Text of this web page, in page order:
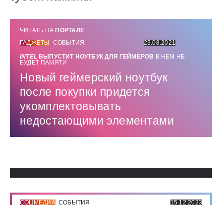
ЧИТАТЬ НА ПОРТАЛЕ
ГАДЖЕТЫ
СОБЫТИЯ
23.08.2021
INTEL ВЫПУСТИТ НОУТБУК ДЛЯ ГЕЙМЕРОВ В НЕМ НЕ
БУДЕТ ПАМЯТИ
Новый геймерский ноутбук
после покупки придется
укомплектовывать
недостающими элементами
СОЦМЕДИА СОБЫТИЯ 15.12.2023